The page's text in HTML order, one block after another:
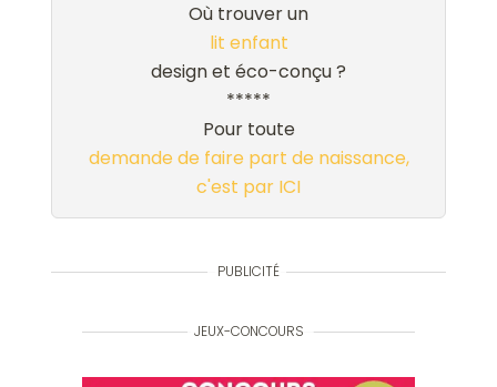
Où trouver un
lit enfant
design et éco-conçu ?
*****
Pour toute
demande de faire part de naissance,
c'est par ICI
PUBLICITÉ
JEUX-CONCOURS